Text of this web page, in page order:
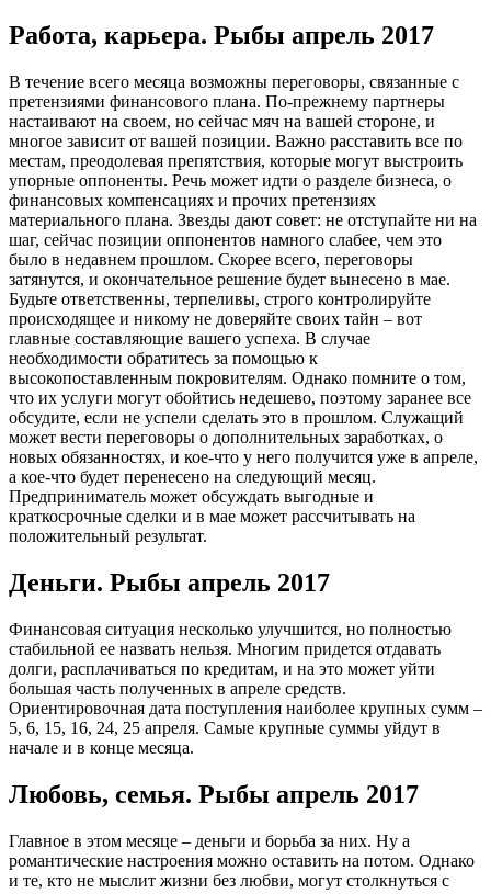
Работа, карьера. Рыбы апрель 2017
В течение всего месяца возможны переговоры, связанные с
претензиями финансового плана. По-прежнему партнеры
настаивают на своем, но сейчас мяч на вашей стороне, и
многое зависит от вашей позиции. Важно расставить все по
местам, преодолевая препятствия, которые могут выстроить
упорные оппоненты. Речь может идти о разделе бизнеса, о
финансовых компенсациях и прочих претензиях
материального плана. Звезды дают совет: не отступайте ни на
шаг, сейчас позиции оппонентов намного слабее, чем это
было в недавнем прошлом. Скорее всего, переговоры
затянутся, и окончательное решение будет вынесено в мае.
Будьте ответственны, терпеливы, строго контролируйте
происходящее и никому не доверяйте своих тайн – вот
главные составляющие вашего успеха. В случае
необходимости обратитесь за помощью к
высокопоставленным покровителям. Однако помните о том,
что их услуги могут обойтись недешево, поэтому заранее все
обсудите, если не успели сделать это в прошлом. Служащий
может вести переговоры о дополнительных заработках, о
новых обязанностях, и кое-что у него получится уже в апреле,
а кое-что будет перенесено на следующий месяц.
Предприниматель может обсуждать выгодные и
краткосрочные сделки и в мае может рассчитывать на
положительный результат.
Деньги. Рыбы апрель 2017
Финансовая ситуация несколько улучшится, но полностью
стабильной ее назвать нельзя. Многим придется отдавать
долги, расплачиваться по кредитам, и на это может уйти
большая часть полученных в апреле средств.
Ориентировочная дата поступления наиболее крупных сумм –
5, 6, 15, 16, 24, 25 апреля. Самые крупные суммы уйдут в
начале и в конце месяца.
Любовь, семья. Рыбы апрель 2017
Главное в этом месяце – деньги и борьба за них. Ну а
романтические настроения можно оставить на потом. Однако
и те, кто не мыслит жизни без любви, могут столкнуться с